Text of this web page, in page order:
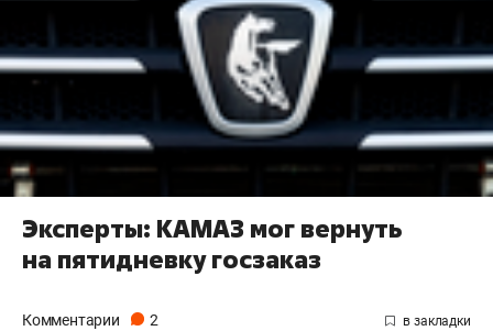
Эксперты: КАМАЗ мог вернуть
на пятидневку госзаказ
Комментарии 2